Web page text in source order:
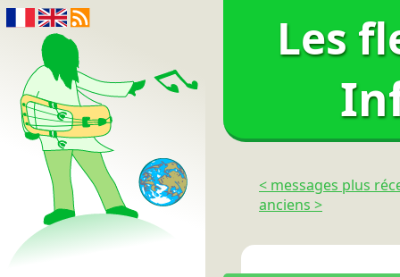
Les fleurs du normal
Les
< messages plus
anciens >